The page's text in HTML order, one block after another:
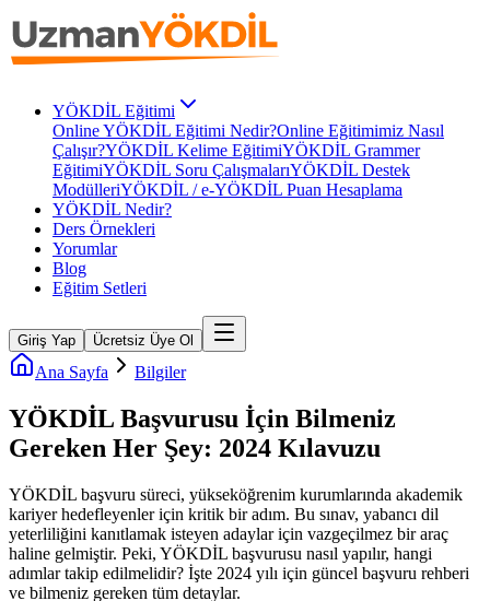
YÖKDİL Eğitimi
Online YÖKDİL Eğitimi Nedir?Online Eğitimimiz Nasıl
Çalışır?YÖKDİL Kelime EğitimiYÖKDİL Grammer
EğitimiYÖKDİL Soru ÇalışmalarıYÖKDİL Destek
ModülleriYÖKDİL / e-YÖKDİL Puan Hesaplama
YÖKDİL Nedir?
Ders Örnekleri
Yorumlar
Blog
Eğitim Setleri
Giriş Yap Ücretsiz Üye Ol
Ana Sayfa Bilgiler
YÖKDİL Başvurusu İçin Bilmeniz
Gereken Her Şey: 2024 Kılavuzu
YÖKDİL başvuru süreci, yükseköğrenim kurumlarında akademik
kariyer hedefleyenler için kritik bir adım. Bu sınav, yabancı dil
yeterliliğini kanıtlamak isteyen adaylar için vazgeçilmez bir araç
haline gelmiştir. Peki, YÖKDİL başvurusu nasıl yapılır, hangi
adımlar takip edilmelidir? İşte 2024 yılı için güncel başvuru rehberi
ve bilmeniz gereken tüm detaylar.